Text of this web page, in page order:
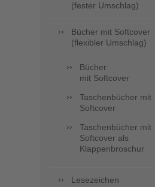
(fester Umschlag)
Bücher mit Softcover
(flexibler Umschlag)
Bücher
mit Softcover
Taschenbücher mit
Softcover
Taschenbücher mit
Softcover als
Klappenbroschur
Lesezeichen